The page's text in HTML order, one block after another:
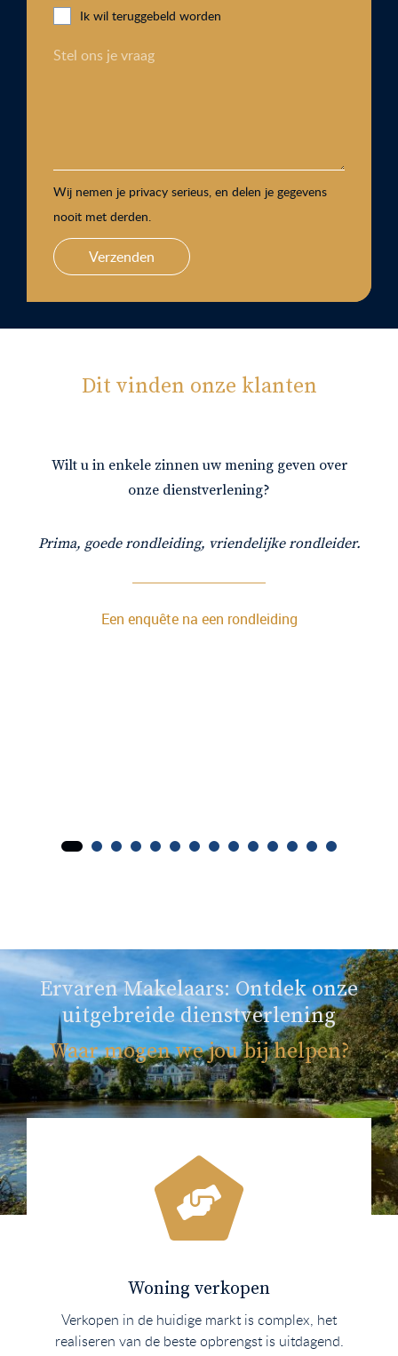
Ik wil teruggebeld worden
Stel ons je vraag
Wij nemen je privacy serieus, en delen je gegevens
nooit met derden.
Verzenden
Dit vinden onze klanten
Wilt u in enkele zinnen uw mening geven over
onze dienstverlening?
Prima, goede rondleiding, vriendelijke rondleider.
Een enquête na een rondleiding
Ervaren Makelaars: Ontdek onze
uitgebreide dienstverlening
Waar mogen we jou bij helpen?
Woning verkopen
Verkopen in de huidige markt is complex, het
realiseren van de beste opbrengst is uitdagend.